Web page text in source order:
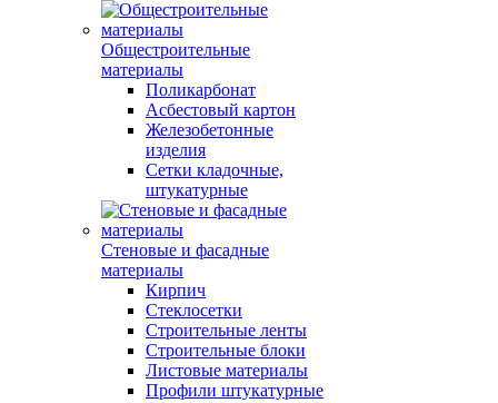
Общестроительные
материалы
Поликарбонат
Асбестовый картон
Железобетонные
изделия
Сетки кладочные,
штукатурные
Стеновые и фасадные
материалы
Кирпич
Стеклосетки
Строительные ленты
Строительные блоки
Листовые материалы
Профили штукатурные